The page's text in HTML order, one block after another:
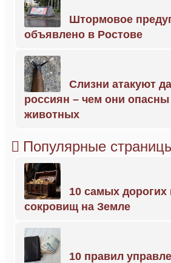
Штормовое
объявлено в Ростове
Слизни атакуют
россиян – чем они
животных
Популярные
10 самых
сокровищ на Земле
10 правил